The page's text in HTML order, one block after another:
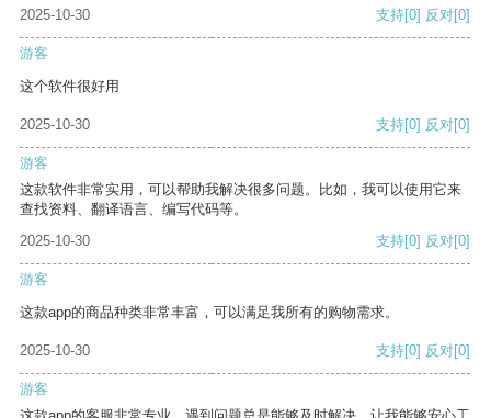
2025-10-30 支持[0] 反对[0]
游客
这个软件很好用
2025-10-30 支持[0] 反对[0]
游客
这款软件非常实用，可以帮助我解决很多问题。比如，我可以使用它来
查找资料、翻译语言、编写代码等。
2025-10-30
支持[0] 反对[0]
游客
这款app的商品种类非常丰富，可以满足我所有的购物需求。
2025-10-30 支持[0] 反对[0]
游客